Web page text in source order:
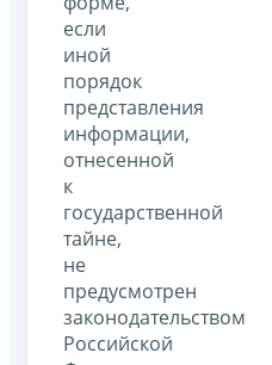
если
иной
порядок
представления
информации,
отнесенной
к
государственной
тайне,
не
предусмотрен
законодательством
Российской